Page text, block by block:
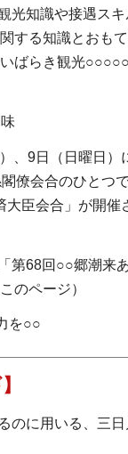
光知識や接遇ス
する知識とおも
ばらき観光
、9日（日曜日）
僚会合のひとつ
臣会合」が開催
第68回○○郷潮来
のページ）
を○○
のに用いる、三